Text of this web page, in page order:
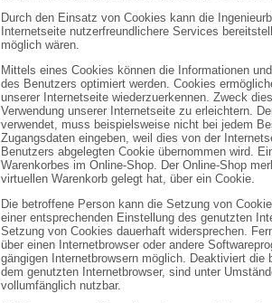
Durch den Einsatz von Cookies kann die
Internetseite nutzerfreundlichere Services
möglich wären.
Mittels eines Cookies können die Informationen
des Benutzers optimiert werden. Cookies
unserer Internetseite wiederzuerkennen. Zweck
Verwendung unserer Internetseite zu erleichtern.
verwendet, muss beispielsweise nicht bei jedem
Zugangsdaten eingeben, weil dies von der
Benutzers abgelegten Cookie übernommen wird.
Warenkorbes im Online-Shop. Der Online-Shop
virtuellen Warenkorb gelegt hat, über ein Cookie.
Die betroffene Person kann die Setzung von
einer entsprechenden Einstellung des genutzten
Setzung von Cookies dauerhaft widersprechen.
über einen Internetbrowser oder andere
gängigen Internetbrowsern möglich. Deaktiviert
dem genutzten Internetbrowser, sind unter
vollumfänglich nutzbar.